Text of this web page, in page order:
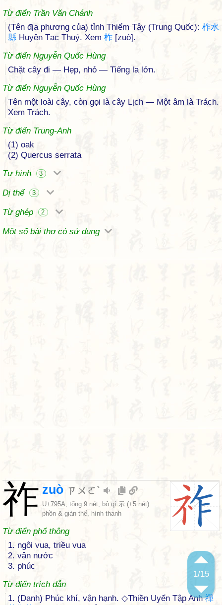
1/15
Từ điển Trần Văn Chánh
(Tên địa phương của) tỉnh Thiểm Tây (Trung Quốc): 柞水
縣 Huyện Tạc Thuỷ. Xem 柞 [zuò].
Từ điển Nguyễn Quốc Hùng
Chặt cây đi — Hẹp, nhỏ — Tiếng la lớn.
Từ điển Nguyễn Quốc Hùng
Tên một loài cây, còn gọi là cây Lịch — Một âm là Trách.
Xem Trách.
Từ điển Trung-Anh
(1) oak
(2) Quercus serrata
Tự hình
3
Dị thể 3
Từ ghép 2
Một số bài thơ có sử dụng
祚 zuò ㄗㄨㄛˋ
U+795A, tổng 9 nét, bộ qí 示 (+5 nét)
phồn & giản thể, hình thanh
Từ điển phổ thông
1. ngôi vua, triều vua
2. vận nước
3. phúc
Từ điển trích dẫn
1. (Danh) Phúc khí, vận hạnh. ◇Thiền Uyển Tập Anh禪